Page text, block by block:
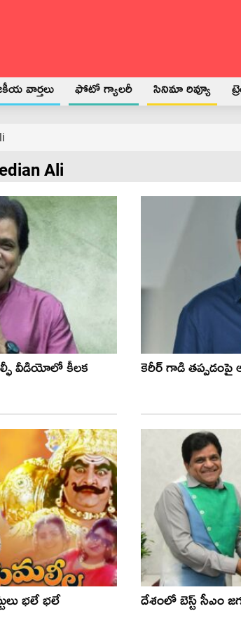
వార్తలు ఫోటో గ్యాలరీ సినిమా రివ్యూ
Ali
వీడియోలో కీల‌క
కెరీర్ గాడి తప్పడంపై
భలే భలే దేశంలో బెస్ట్ సీఎం